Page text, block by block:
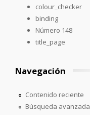
colour_checker
binding
Número 148
title_page
Navegación
Contenido reciente
Búsqueda avanzada